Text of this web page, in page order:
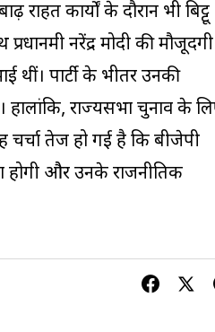
राहत कार्यों के दौरान भी बिट्टू
नरेंद्र मोदी की मौजूदगी
थीं। पार्टी के भीतर उनकी
हालांकि, राज्यसभा चुनाव के
चर्चा तेज हो गई है कि बीजेपी
होगी और उनके राजनीतिक